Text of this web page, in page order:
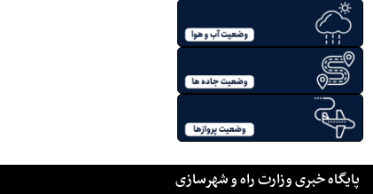
پایگاه خبری وزارت راه و شهرسازی